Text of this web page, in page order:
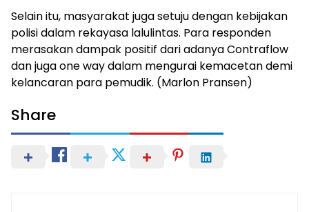
Selain itu, masyarakat juga setuju dengan kebijakan
polisi dalam rekayasa lalulintas. Para responden
merasakan dampak positif dari adanya Contraflow
dan juga one way dalam mengurai kemacetan demi
kelancaran para pemudik. (Marlon Pransen)
Share